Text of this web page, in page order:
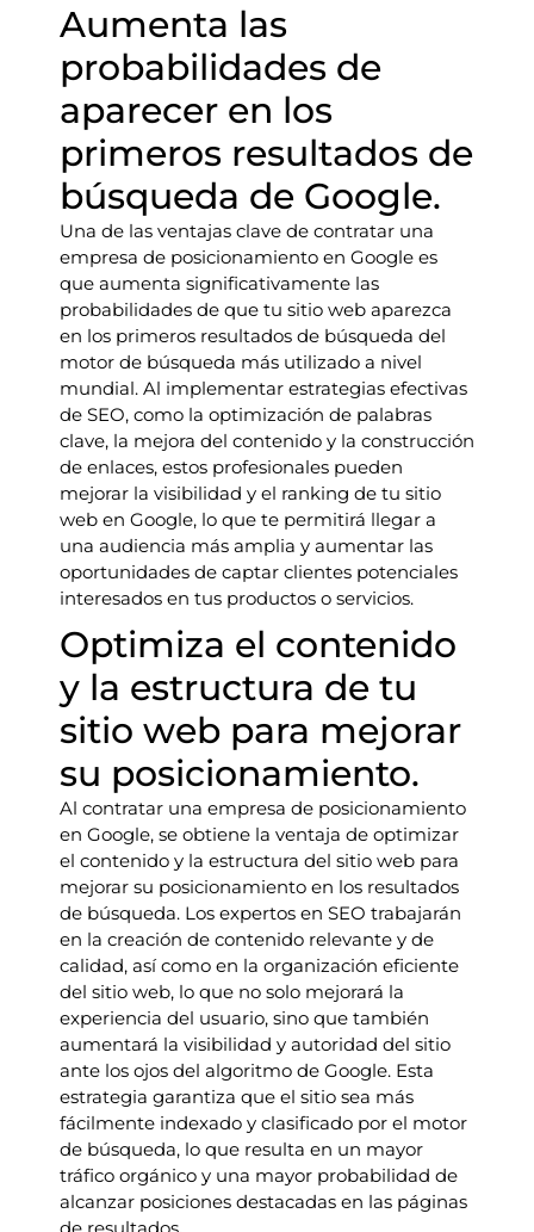
Aumenta las
probabilidades de
aparecer en los
primeros resultados de
búsqueda de Google.
Una de las ventajas clave de contratar una
empresa de posicionamiento en Google es
que aumenta significativamente las
probabilidades de que tu sitio web aparezca
en los primeros resultados de búsqueda del
motor de búsqueda más utilizado a nivel
mundial. Al implementar estrategias efectivas
de SEO, como la optimización de palabras
clave, la mejora del contenido y la construcción
de enlaces, estos profesionales pueden
mejorar la visibilidad y el ranking de tu sitio
web en Google, lo que te permitirá llegar a
una audiencia más amplia y aumentar las
oportunidades de captar clientes potenciales
interesados en tus productos o servicios.
Optimiza el contenido
y la estructura de tu
sitio web para mejorar
su posicionamiento.
Al contratar una empresa de posicionamiento
en Google, se obtiene la ventaja de optimizar
el contenido y la estructura del sitio web para
mejorar su posicionamiento en los resultados
de búsqueda. Los expertos en SEO trabajarán
en la creación de contenido relevante y de
calidad, así como en la organización eficiente
del sitio web, lo que no solo mejorará la
experiencia del usuario, sino que también
aumentará la visibilidad y autoridad del sitio
ante los ojos del algoritmo de Google. Esta
estrategia garantiza que el sitio sea más
fácilmente indexado y clasificado por el motor
de búsqueda, lo que resulta en un mayor
tráfico orgánico y una mayor probabilidad de
alcanzar posiciones destacadas en las páginas